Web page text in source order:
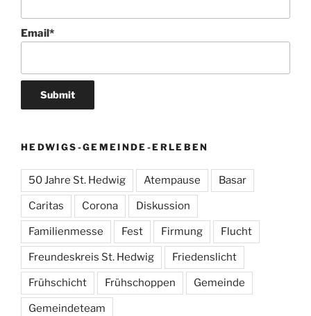
Email*
HEDWIGS-GEMEINDE-ERLEBEN
50 Jahre St. Hedwig Atempause Basar
Caritas Corona Diskussion
Familienmesse Fest Firmung Flucht
Freundeskreis St. Hedwig Friedenslicht
Frühschicht Frühschoppen Gemeinde
Gemeindeteam